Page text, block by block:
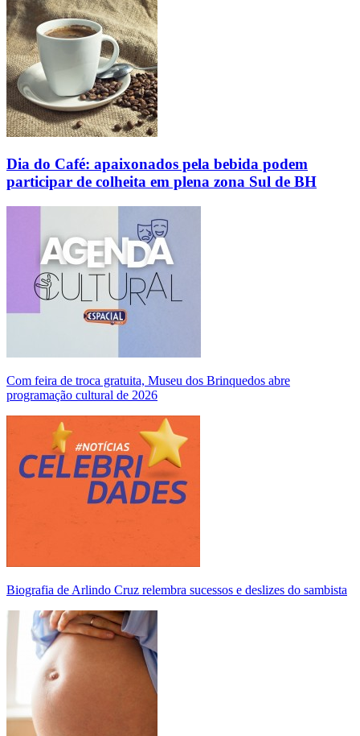
Dia do Café: apaixonados pela bebida podem
participar de colheita em plena zona Sul de BH
Com feira de troca gratuita, Museu dos Brinquedos abre
programação cultural de 2026
Biografia de Arlindo Cruz relembra sucessos e deslizes do sambista